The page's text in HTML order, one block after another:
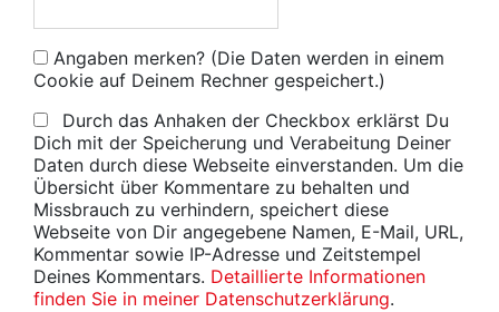
Angaben merken? (Die Daten werden in einem
Cookie auf Deinem Rechner gespeichert.)
Durch das Anhaken der Checkbox erklärst Du
Dich mit der Speicherung und Verabeitung Deiner
Daten durch diese Webseite einverstanden. Um die
Übersicht über Kommentare zu behalten und
Missbrauch zu verhindern, speichert diese
Webseite von Dir angegebene Namen, E-Mail, URL,
Kommentar sowie IP-Adresse und Zeitstempel
Deines Kommentars. Detaillierte Informationen
finden Sie in meiner Datenschutzerklärung.